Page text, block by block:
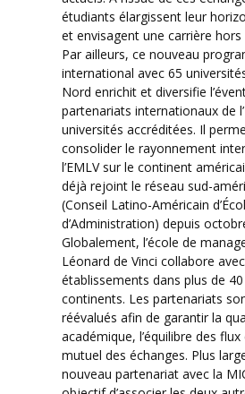
étudiants élargissent leur
et envisagent une carrière hors
Par ailleurs, ce nouveau
international avec 65
Nord enrichit et diversifie
partenariats internationaux de
universités accréditées. Il
consolider le rayonnement
l’EMLV sur le continent
déjà rejoint le réseau sud-
(Conseil Latino-Américain
d’Administration) depuis
Globalement, l’école de
Léonard de Vinci collabore
établissements dans plus de
continents. Les partenariats
réévalués afin de garantir la
académique, l’équilibre des flux
mutuel des échanges. Plus
nouveau partenariat avec la